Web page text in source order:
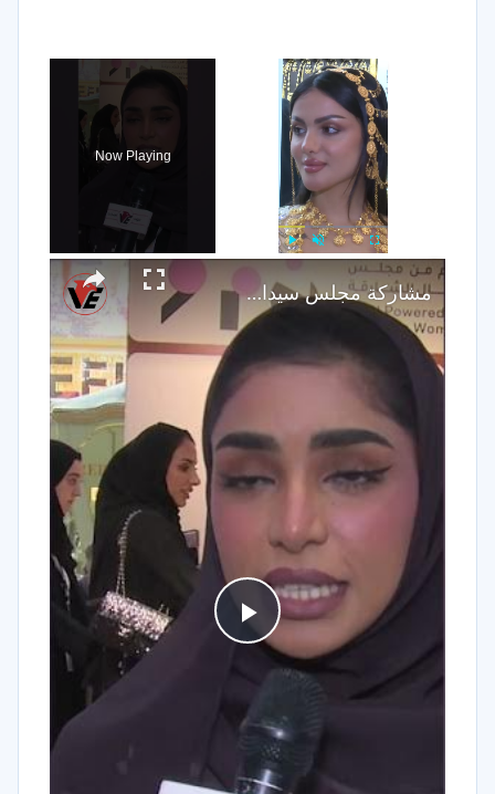
×
Fullscreen
Now Playing
×
Play
Video
مشاركة مجلس سيدات أعمال الشارقة في معرض الشرق الأوسط للساعات والمجوهرا... #Shorts